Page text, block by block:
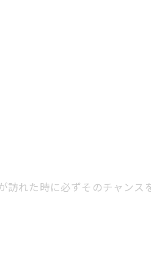
訪れた時に必ずそのチャンス